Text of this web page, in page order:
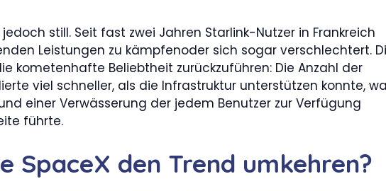
still. Seit fast zwei Jahren Starlink-Nutzer in Frankreich
Leistungen zu kämpfenoder sich sogar verschlechtert.
kometenhafte Beliebtheit zurückzuführen: Die Anzahl der
viel schneller, als die Infrastruktur unterstützen konnte,
einer Verwässerung der jedem Benutzer zur Verfügung
führte.
SpaceX den Trend umkehren?